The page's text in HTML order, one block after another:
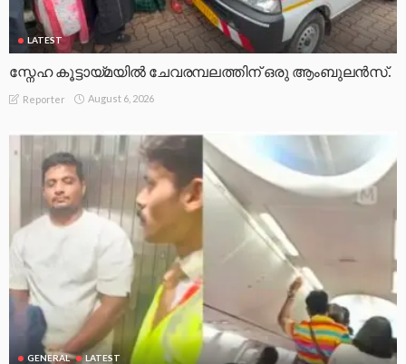
LATEST
സ്നേഹ കൂട്ടായ്മയിൽ ചേവരമ്പലത്തിന് ഒരു ആംബുലൻസ്.
Reporter August 6, 2026
GENERAL LATEST